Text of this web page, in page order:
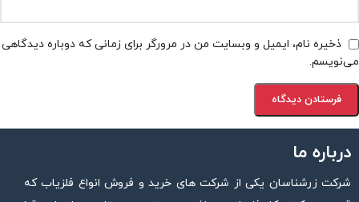
ذخیره نام، ایمیل و وبسایت من در مرورگر برای زمانی که دوباره دیدگاهی
می‌نویسم.
درباره ما
شرکت زرشناسان یکی از شرکت های خرید و فروش انواع فلزیاب که